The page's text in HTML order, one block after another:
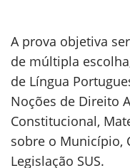
A prova objetiva
de múltipla
de Língua
Noções de Direito
Constitucional,
sobre o Município,
Legislação SUS.